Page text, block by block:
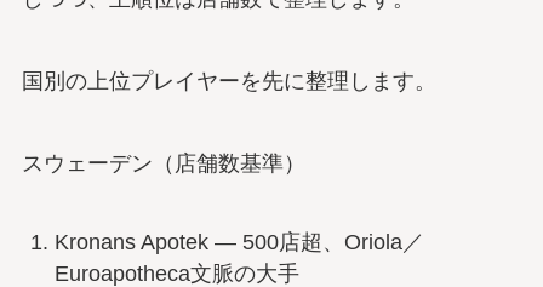
国別の上位プレイヤーを先に整理します。
スウェーデン（店舗数基準）
Kronans Apotek — 500店超、Oriola／
Euroapotheca文脈の大手